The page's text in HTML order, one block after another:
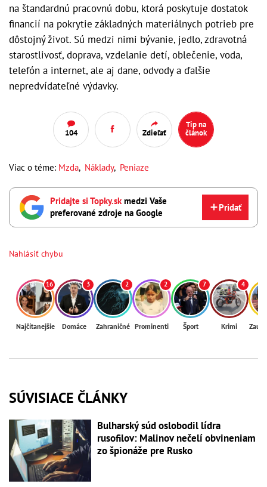
na štandardnú pracovnú dobu, ktorá poskytuje dostatok
financií na pokrytie základných materiálnych potrieb pre
dôstojný život. Sú medzi nimi bývanie, jedlo, zdravotná
starostlivosť, doprava, vzdelanie detí, oblečenie, voda,
telefón a internet, ale aj dane, odvody a ďalšie
nepredvídateľné výdavky.
104 Zdieľať
Tip na
článok
Viac o téme: Mzda, Náklady, Peniaze
Pridajte si Topky.skmedzi Vaše
preferované zdroje na Google
Pridať
Nahlásiť chybu
16
Najčítanejšie
3
Domáce
2
Zahraničné
2
Prominenti
7
Šport
4
Krimi
SÚVISIACE ČLÁNKY
Bulharský súd oslobodil lídra
rusofilov: Malinov nečelí obvineniam
zo špionáže pre Rusko